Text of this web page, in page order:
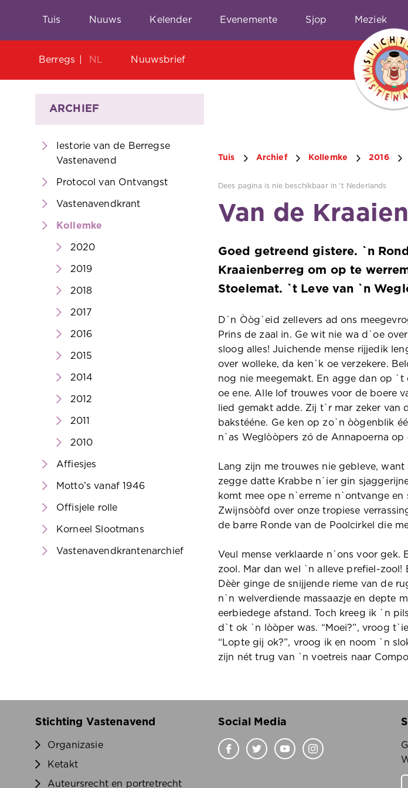
Tuis Nuuws Kelender Evenemente Sjop Meziek
Berregs NL Nuuwsbrief
ARCHIEF
Iestorie van de Berregse
Vastenavend
Protocol van Ontvangst
Vastenavendkrant
Kollemke
2020
2019
2018
2017
2016
2015
2014
2012
2011
2010
Affiesjes
Motto’s vanaf 1946
Offisjele rolle
Korneel Slootmans
Vastenavendkrantenarchief
Tuis Archief Kollemke 2016
Dees pagina is nie beschikbaar in 't Nederlands
Van de
Goed getreend gistere. `n
Kraaienberreg om op te
Stoelemat. `t Leve van `n
D`n Òòg`eid zellevers ad ons
Prins de zaal in. Ge wit nie wa d`oe
sloog alles! Juichende mense rijjedik
over wolleke, da ken`k oe verzekere.
nog nie meegemakt. En agge dan op
oe ene. Alle lof trouwes voor de boere
lied gemakt adde. Zij t`r mar zeker
bakstééne. Ge ken op zo`n òògenblik
n`as Weglòòpers zó de Annapoerna op
Lang zijn me trouwes nie gebleve,
zegge datte Krabbe n`ier gin
komt mee ope n`erreme n`ontvange
Zwijnsòòfd over onze tropiese
de barre Ronde van de Poolcirkel die
Veul mense verklaarde n`ons voor
zool. Mar dan wel `n alleve prefiel-zool!
Dèèr ginge de snijjende rieme van de
n`n welverdiende massaazje en depte
eerbiedege afstand. Toch kreeg ik `n
d`t ok `n lòòper was. “Moei?”, vroog
“Lopte gij ok?”, vroog ik en noom `n
zijn nét trug van `n voetreis naar
Stichting Vastenavend
Organizasie
Ketakt
Auteursrecht en portretrecht
Social Media